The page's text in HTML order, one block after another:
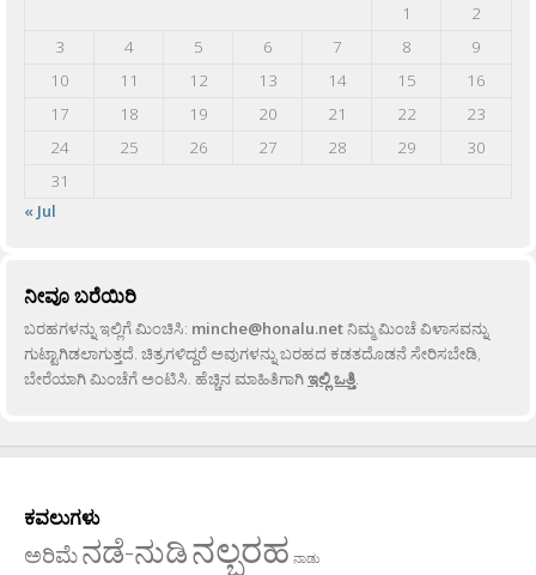
1
2
3
4 5 6 7 8
9
10
11 12 13 14 15
16
17
18 19 20 21 22
23
24
25 26 27 28 29
30
31
« Jul
ನೀವೂ ಬರೆಯಿರಿ
ಬರಹಗಳನ್ನು ಇಲ್ಲಿಗೆ ಮಿಂಚಿಸಿ: minche@honalu.netನಿಮ್ಮ ಮಿಂಚೆ ವಿಳಾಸವನ್ನು
ಗುಟ್ಟಾಗಿಡಲಾಗುತ್ತದೆ. ಚಿತ್ರಗಳಿದ್ದರೆ ಅವುಗಳನ್ನು ಬರಹದ ಕಡತದೊಡನೆ ಸೇರಿಸಬೇಡಿ,
ಬೇರೆಯಾಗಿ ಮಿಂಚೆಗೆ ಅಂಟಿಸಿ. ಹೆಚ್ಚಿನ ಮಾಹಿತಿಗಾಗಿಇಲ್ಲಿ ಒತ್ತಿ.
ಕವಲುಗಳು
ಅರಿಮೆನಡೆ-ನುಡಿನಲ್ಬರಹ ನಾಡು